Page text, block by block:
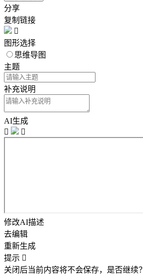
分享
复制链接

图形选择
思维导图
主题
补充说明
AI生成


修改AI描述
去编辑
重新生成
提示 
关闭后当前内容将不会保存，是否继续？